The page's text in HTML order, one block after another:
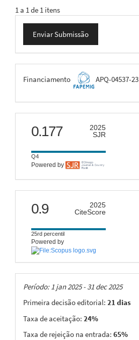
1 a 1 de 1 itens
Enviar
Submissão
Enviar Submissão
FAPEMIG
Financiamento APQ-04537-23
scimago
0.177
2025
SJR
Q4
Powered by
citescore
0.9
2025
CiteScore
25rd percentil
Powered by
Taxas
Período: 1 jan 2025 - 31 dec 2025
Primeira decisão editorial: 21 dias
Taxa de aceitação: 24%
Taxa de rejeição na entrada: 65%